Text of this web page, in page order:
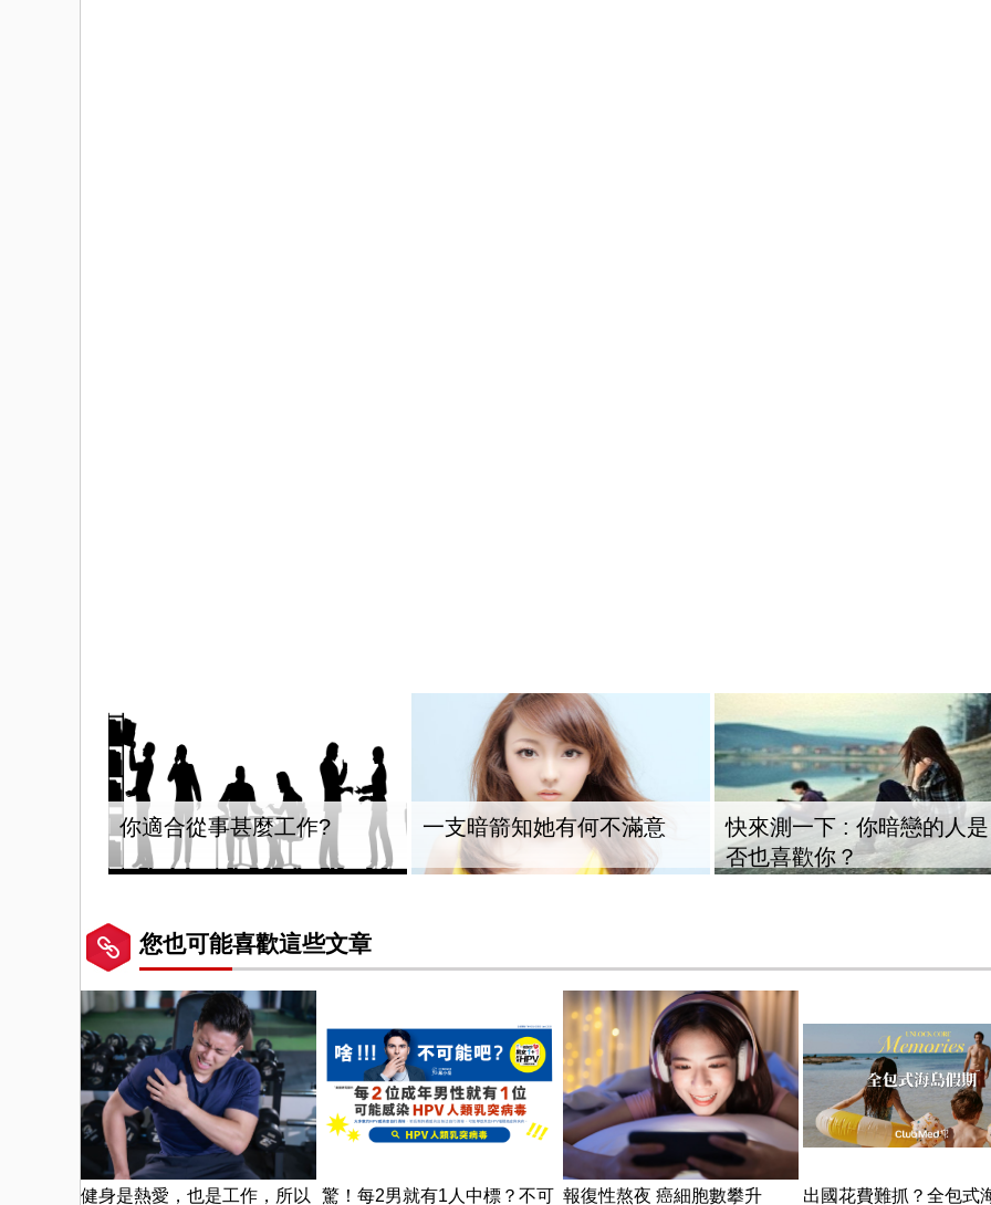
你適合從事甚麼工作? 一支暗箭知她有何不滿意
快來測一下 : 你暗戀的人是
否也喜歡你？
您也可能喜歡這些文章
健身是熱愛，也是工作，所以 驚！每2男就有1人中標？不可 報復性熬夜 癌細胞數攀升 出國花費難抓？全包式